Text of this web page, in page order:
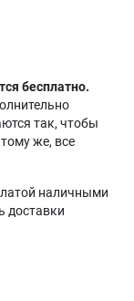
Saville Av
TRAVELITE TMX-
1500
Saville Av
TRAVELITE TS-2000
Saville Av TS-1700
бесплатно.
так, чтобы
же, все
наличными
доставки